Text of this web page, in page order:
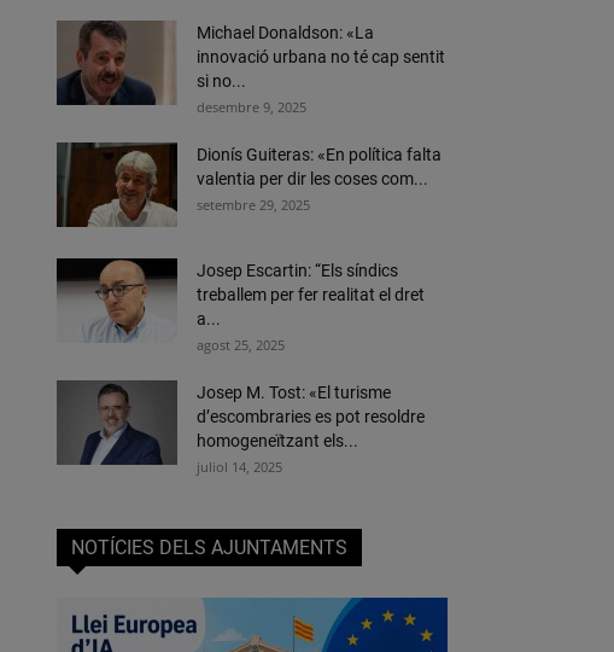
Michael Donaldson: «La
innovació urbana no té cap sentit
si no...
desembre 9, 2025
Dionís Guiteras: «En política falta
valentia per dir les coses com...
setembre 29, 2025
Josep Escartin: “Els síndics
treballem per fer realitat el dret
a...
agost 25, 2025
Josep M. Tost: «El turisme
d’escombraries es pot resoldre
homogeneïtzant els...
juliol 14, 2025
NOTÍCIES DELS AJUNTAMENTS